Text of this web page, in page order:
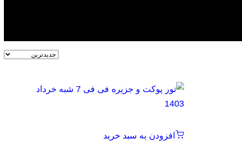
افزودن به سبد خرید